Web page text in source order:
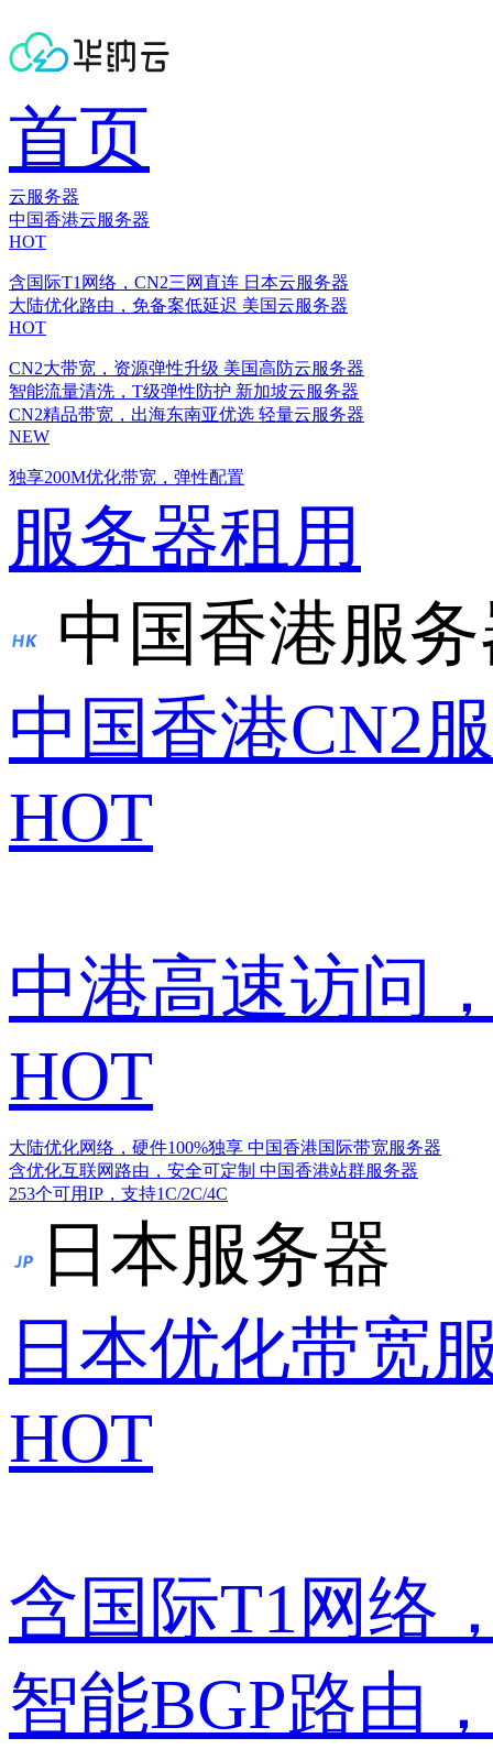
首页
云服务器
中国香港云服务器
HOT
含国际T1网络，CN2三网直连 日本云服务器
大陆优化路由，免备案低延迟 美国云服务器
HOT
CN2大带宽，资源弹性升级 美国高防云服务器
智能流量清洗，T级弹性防护 新加坡云服务器
CN2精品带宽，出海东南亚优选 轻量云服务器
NEW
独享200M优化带宽，弹性配置
服务器租用
中国香港服
中国香港CN2
HOT
中港高速访问
HOT
大陆优化网络，硬件100%独享 中国香港国际带宽服务器
含优化互联网路由，安全可定制 中国香港站群服务器
253个可用IP，支持1C/2C/4C
日本服务器
日本优化带宽
HOT
含国际T1网络
智能BGP路由